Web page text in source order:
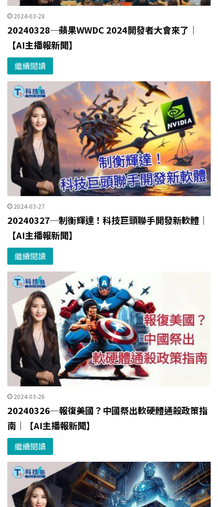
2024-03-28
20240328─蘋果WWDC 2024開發者大會來了｜
【AI主播報新聞】
繼續閱讀
2024-03-27
20240327─制衡輝達！科技巨頭聯手開發新軟體｜
【AI主播報新聞】
繼續閱讀
2024-03-26
20240326─報復美國？中國祭出軟硬體通殺政策指
南｜【AI主播報新聞】
繼續閱讀